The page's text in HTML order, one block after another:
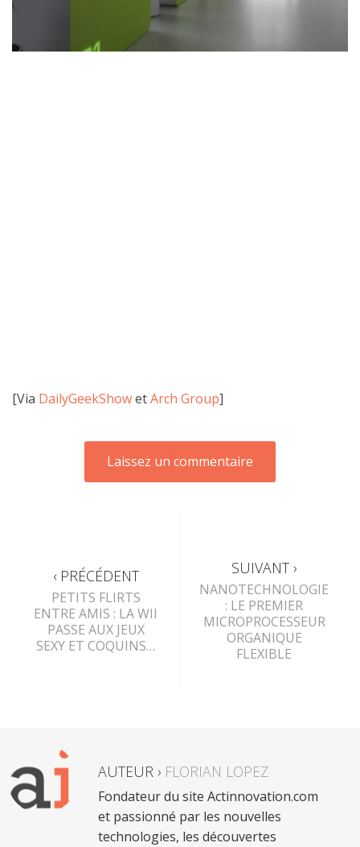
[Via DailyGeekShowetArch Group]
‹ PRÉCÉDENT
PETITS FLIRTS
ENTRE AMIS : LA WII
PASSE AUX JEUX
SEXY ET COQUINS…
SUIVANT ›
NANOTECHNOLOGIE
: LE PREMIER
MICROPROCESSEUR
ORGANIQUE
FLEXIBLE
AUTEUR › FLORIAN LOPEZ
Fondateur du site Actinnovation.com
et passionné par les nouvelles
technologies, les découvertes